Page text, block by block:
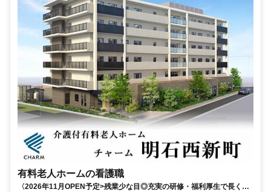
有料老人ホームの看護職
〈2026年11月OPEN予定>残業少な目◎充実の研修・福利厚生で長く働